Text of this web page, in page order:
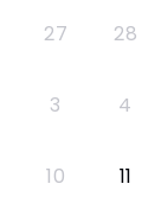
27 28
3 4
10 11